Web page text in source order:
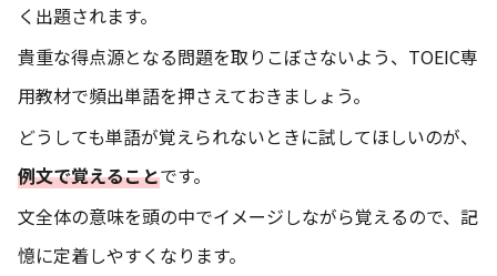
く出題されます。
貴重な得点源となる問題を取りこぼさないよう、TOEIC専
用教材で頻出単語を押さえておきましょう。
どうしても単語が覚えられないときに試してほしいのが、
例文で覚えることです。
文全体の意味を頭の中でイメージしながら覚えるので、記
憶に定着しやすくなります。